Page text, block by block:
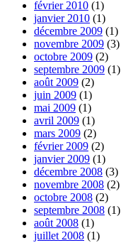
février 2010 (1)
janvier 2010 (1)
décembre 2009 (1)
novembre 2009 (3)
octobre 2009 (2)
septembre 2009 (1)
août 2009 (2)
juin 2009 (1)
mai 2009 (1)
avril 2009 (1)
mars 2009 (2)
février 2009 (2)
janvier 2009 (1)
décembre 2008 (3)
novembre 2008 (2)
octobre 2008 (2)
septembre 2008 (1)
août 2008 (1)
juillet 2008 (1)